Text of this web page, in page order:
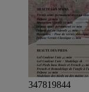
347819844